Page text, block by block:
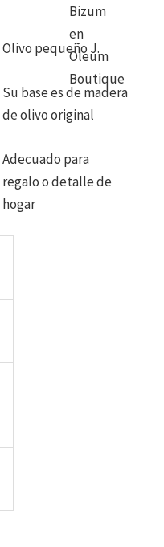
Olivo pequeño J.
Su base es de madera
de olivo original
Adecuado para
regalo o detalle de
hogar